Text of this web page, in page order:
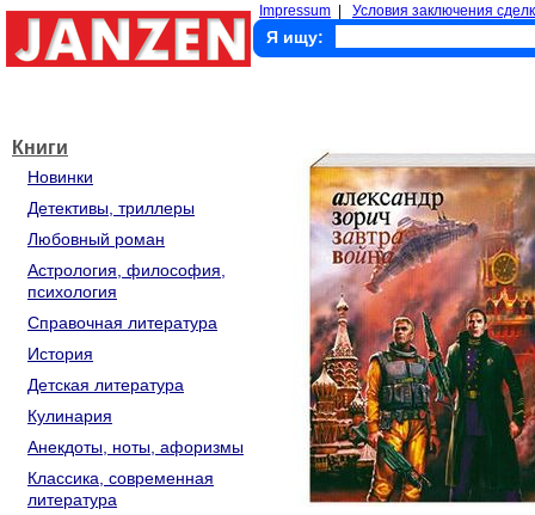
Impressum Условия заключения
Я ищу:
Книги
Новинки
Детективы, триллеры
Любовный роман
Астрология, философия,
психология
Справочная литература
История
Детская литература
Кулинария
Анекдоты, ноты, афоризмы
Классика, современная
литература